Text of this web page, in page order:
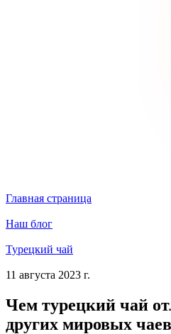
Главная страница
Наш блог
Турецкий чай
11 августа 2023 г.
Чем турецкий чай
других мировых